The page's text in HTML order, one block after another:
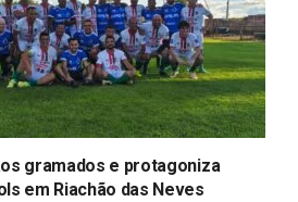
gramados e protagoniza
em Riachão das Neves